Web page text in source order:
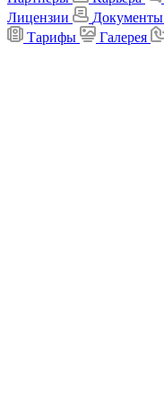
Лицензии
Документы
Тарифы
Галерея